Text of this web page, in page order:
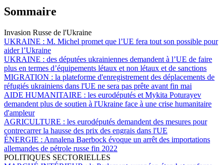
Sommaire
Invasion Russe de l'Ukraine
UKRAINE : M. Michel promet que l’UE fera tout son possible pour
aider l’Ukraine
UKRAINE : des députées ukrainiennes demandent à l’UE de faire
plus en termes d’équipements létaux et non létaux et de sanctions
MIGRATION : la plateforme d'enregistrement des déplacements de
réfugiés ukrainiens dans l'UE ne sera pas prête avant fin mai
AIDE HUMANITAIRE : les eurodéputés et Mykita Poturayev
demandent plus de soutien à l'Ukraine face à une crise humanitaire
d'ampleur
AGRICULTURE : les eurodéputés demandent des mesures pour
contrecarrer la hausse des prix des engrais dans l'UE
ÉNERGIE : Annalena Baerbock évoque un arrêt des importations
allemandes de pétrole russe fin 2022
POLITIQUES SECTORIELLES